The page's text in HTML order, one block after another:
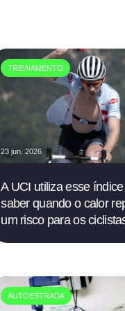
TREINAMENTO
23 jun. 2026
A UCI utiliza esse
saber quando o calor
um risco para os
AUTOESTRADA